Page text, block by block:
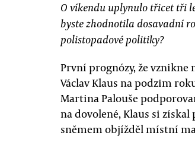
O víkendu uplynulo třicet tři
byste zhodnotila dosavadní
polistopadové politiky?
První prognózy, že vznikne
Václav Klaus na podzim
Martina Palouše
na dovolené, Klaus si
sněmem objížděl místní